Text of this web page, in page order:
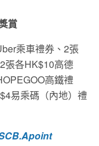
賞
乘車禮券、2張
張各HK$10高德
高鐵禮
易乘碼（內地）禮